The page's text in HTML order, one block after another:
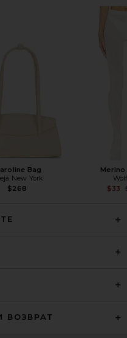
Bag
New York
$268
$33
ВОЗВРАТ